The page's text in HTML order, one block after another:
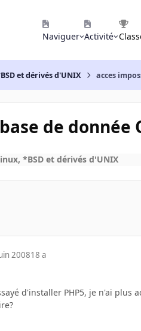
Naviguer Activité
et dérivés d'UNIX acces
de donnée
*BSD et dérivés d'UNIX
200818 a
d'installer PHP5, je n'ai plus